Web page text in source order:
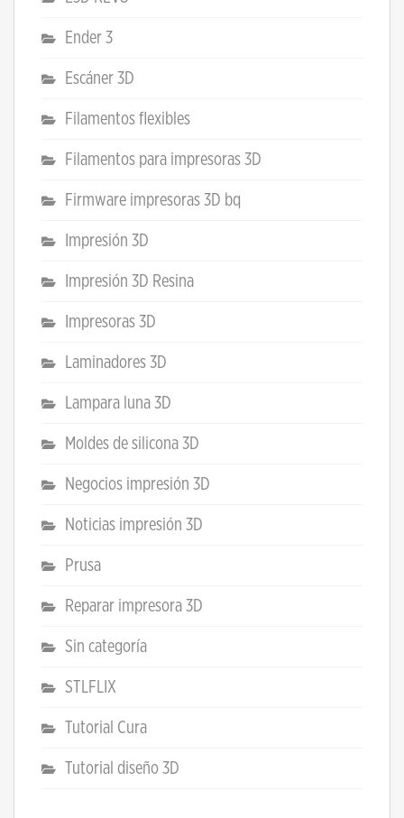
Ender 3
Escáner 3D
Filamentos flexibles
Filamentos para impresoras 3D
Firmware impresoras 3D bq
Impresión 3D
Impresión 3D Resina
Impresoras 3D
Laminadores 3D
Lampara luna 3D
Moldes de silicona 3D
Negocios impresión 3D
Noticias impresión 3D
Prusa
Reparar impresora 3D
Sin categoría
STLFLIX
Tutorial Cura
Tutorial diseño 3D